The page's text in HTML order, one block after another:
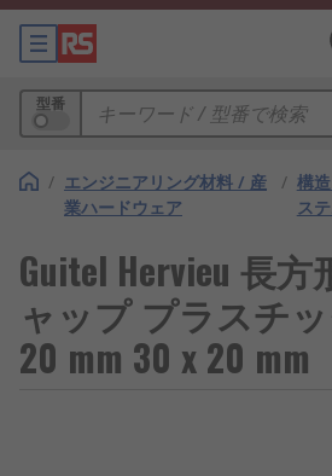
型番
/ エンジニアリング材料 / 産
業ハードウェア
/ 構
ス
Guitel Hervieu 長
ャップ プラスチ
20 mm 30 x 20 mm